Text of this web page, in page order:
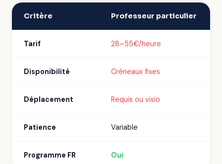
Critère Professeur particulier
Tarif 28–55€/heure
Disponibilité Créneaux fixes
Déplacement Requis ou visio
Patience Variable
Programme FR Oui